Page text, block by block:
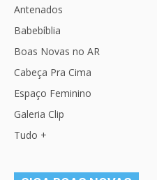
Antenados
Babebíblia
Boas Novas no AR
Cabeça Pra Cima
Espaço Feminino
Galeria Clip
Tudo +